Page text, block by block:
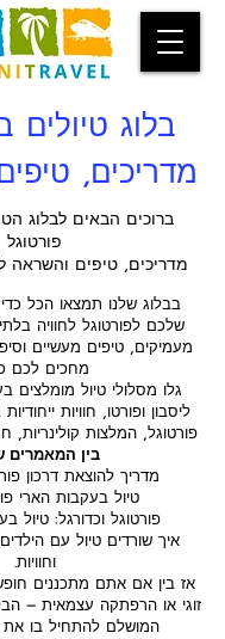
בלוג טיולים
מדריכים,
ברוכים הבאים לבלוג
פורטוגל
מדריכים, טיפים והשראה
בבלוג שלנו תמצאו הכל
שלכם לפורטוגל לחוויה
מעמיקים, טיפים מעשיים
מחכים לכם
גלו מסלולי טיול מומלצים
ליסבון ופורטו, חוויות
פורטוגל, המלצות קולינריות,
בין המאמרים
מדריך להוצאת דרכון
טיול בעקבות הארי
פורטוגל וכדורגל: טיול
איך שורדים טיול עם
וחוויות.
אז בין אם אתם מתכננים
זוגי או הרפתקה עצמאית –
המושלם להתחיל בו